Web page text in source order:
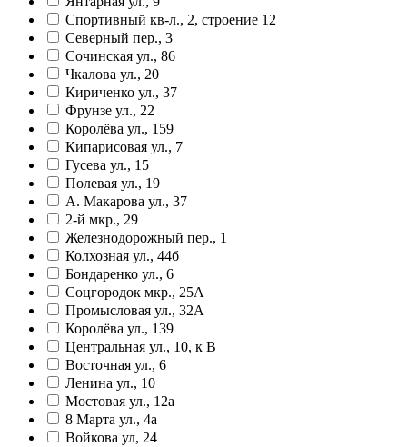
Спортивный кв-л., 2, строение 12
Северный пер., 3
Сочинская ул., 86
Чкалова ул., 20
Кириченко ул., 37
Фрунзе ул., 22
Королёва ул., 159
Кипарисовая ул., 7
Гусева ул., 15
Полевая ул., 19
А. Макарова ул., 37
2-й мкр., 29
Железнодорожный пер., 1
Колхозная ул., 44б
Бондаренко ул., 6
Соцгородок мкр., 25А
Промысловая ул., 32А
Королёва ул., 139
Центральная ул., 10, к В
Восточная ул., 6
Ленина ул., 10
Мостовая ул., 12а
8 Марта ул., 4а
Войкова ул, 24